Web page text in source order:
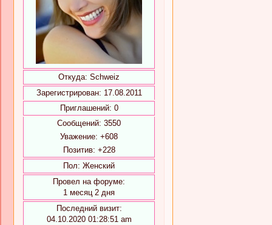
Откуда: Schweiz
Зарегистрирован: 17.08.2011
Приглашений: 0
Сообщений: 3550
Уважение: +608
Позитив: +228
Пол: Женский
Провел на форуме:
1 месяц 2 дня
Последний визит:
04.10.2020 01:28:51 am